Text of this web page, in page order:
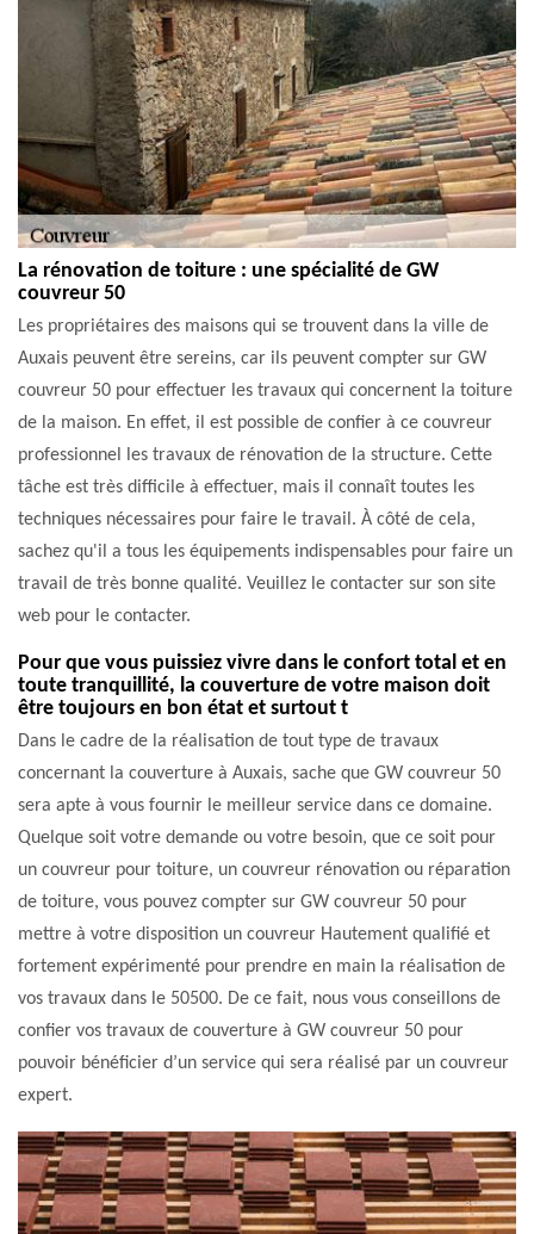
La rénovation de toiture : une spécialité de GW
couvreur 50
Les propriétaires des maisons qui se trouvent dans la ville de
Auxais peuvent être sereins, car ils peuvent compter sur GW
couvreur 50 pour effectuer les travaux qui concernent la toiture
de la maison. En effet, il est possible de confier à ce couvreur
professionnel les travaux de rénovation de la structure. Cette
tâche est très difficile à effectuer, mais il connaît toutes les
techniques nécessaires pour faire le travail. À côté de cela,
sachez qu'il a tous les équipements indispensables pour faire un
travail de très bonne qualité. Veuillez le contacter sur son site
web pour le contacter.
Pour que vous puissiez vivre dans le confort total et en
toute tranquillité, la couverture de votre maison doit
être toujours en bon état et surtout t
Dans le cadre de la réalisation de tout type de travaux
concernant la couverture à Auxais, sache que GW couvreur 50
sera apte à vous fournir le meilleur service dans ce domaine.
Quelque soit votre demande ou votre besoin, que ce soit pour
un couvreur pour toiture, un couvreur rénovation ou réparation
de toiture, vous pouvez compter sur GW couvreur 50 pour
mettre à votre disposition un couvreur Hautement qualifié et
fortement expérimenté pour prendre en main la réalisation de
vos travaux dans le 50500. De ce fait, nous vous conseillons de
confier vos travaux de couverture à GW couvreur 50 pour
pouvoir bénéficier d’un service qui sera réalisé par un couvreur
expert.